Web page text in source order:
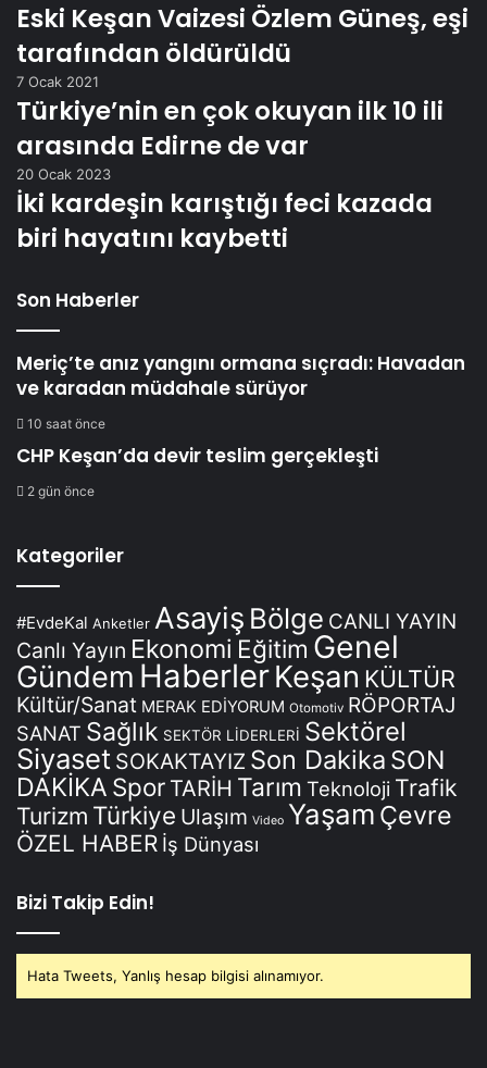
Eski Keşan Vaizesi Özlem Güneş, eşi
tarafından öldürüldü
7 Ocak 2021
Türkiye’nin en çok okuyan ilk 10 ili
arasında Edirne de var
20 Ocak 2023
İki kardeşin karıştığı feci kazada
biri hayatını kaybetti
Son Haberler
Meriç’te anız yangını ormana sıçradı: Havadan
ve karadan müdahale sürüyor
10 saat önce
CHP Keşan’da devir teslim gerçekleşti
2 gün önce
Kategoriler
#EvdeKal Anketler Asayiş Bölge CANLI YAYIN
Canlı Yayın Ekonomi Eğitim Genel
Gündem HaberlerKeşan KÜLTÜR
Kültür/Sanat MERAK EDİYORUM Otomotiv RÖPORTAJ
SANAT Sağlık SEKTÖR LİDERLERİ Sektörel
Siyaset SOKAKTAYIZ Son Dakika SON
DAKİKA Spor TARİH Tarım Teknoloji Trafik
Turizm Türkiye Ulaşım Video Yaşam Çevre
ÖZEL HABER İş Dünyası
Bizi Takip Edin!
Hata Tweets, Yanlış hesap bilgisi alınamıyor.